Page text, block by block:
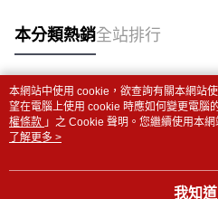
本分類熱銷全站排行
熱門標籤
本網站中使用 cookie，欲查詢有關本網站
望在電腦上使用 cookie 時應如何變更電腦
權條款 」之 Cookie 聲明。您繼續使用本
用條款之 Cookie 聲明使用 cookie。
了解更多 >
我知